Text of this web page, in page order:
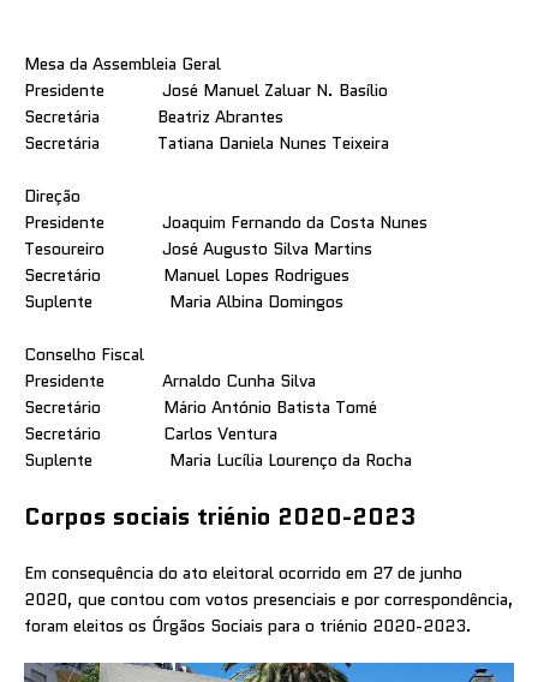
Mesa da Assembleia Geral
Presidente José Manuel Zaluar N. Basílio
Secretária Beatriz Abrantes
Secretária Tatiana Daniela Nunes Teixeira
Direção
Presidente Joaquim Fernando da Costa Nunes
Tesoureiro José Augusto Silva Martins
Secretário Manuel Lopes Rodrigues
Suplente Maria Albina Domingos
Conselho Fiscal
Presidente Arnaldo Cunha Silva
Secretário Mário António Batista Tomé
Secretário Carlos Ventura
Suplente Maria Lucília Lourenço da Rocha
Corpos sociais triénio 2020-2023
Em consequência do ato eleitoral ocorrido em 27 de junho
2020, que contou com votos presenciais e por correspondência,
foram eleitos os Órgãos Sociais para o triénio 2020-2023.